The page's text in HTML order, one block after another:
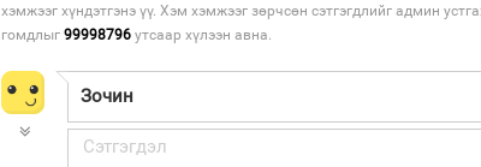
хэмжээг хүндэтгэнэ үү. Хэм хэмжээг зөрчсөн сэтгэгдлийг админ
гомдлыг 99998796 утсаар хүлээн авна.